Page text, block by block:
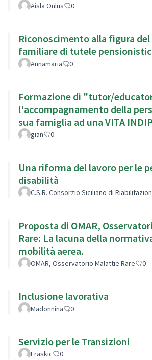
Aisla Onlus 0
Riconoscimento alla figura
familiare di tutele
Annamaria 0
Formazione di "tutor/
l'accompagnamento della
sua famiglia ad una VITA
gian 0
Una riforma del lavoro per le
disabilità
C.S.R. Consorzio Siciliano di
Proposta di OMAR,
Rare: La lacuna della
mobilità aerea.
OMAR, Osservatorio Malattie Rare 0
Inclusione lavorativa
Madonnina 0
Servizio per le Transizioni
Fraskic 0